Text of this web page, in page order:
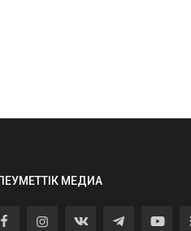
МЕДИА